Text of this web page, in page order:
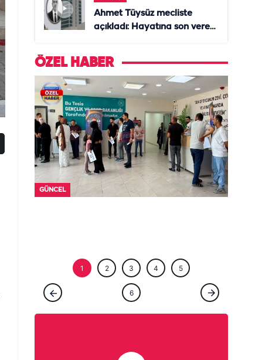
Ahmet Tüysüz mecliste
açıkladı: Hayatına son veren
ÖZEL HABER
ÖZEL HABER
2 4 5
Haber Gönder